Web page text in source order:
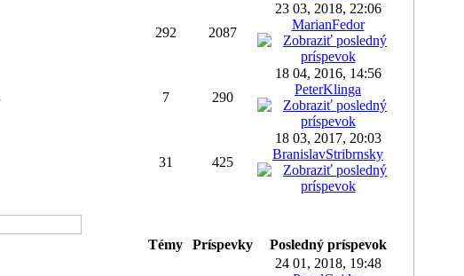
292 2087
23 03, 2018, 22:06
MarianFedor
7 290
18 04, 2016, 14:56
PeterKlinga
31 425
18 03, 2017, 20:03
BranislavStribrnsky
Témy Príspevky
Posledný príspevok
24 01, 2018, 19:48